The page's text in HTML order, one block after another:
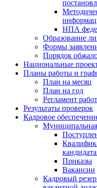
НПА
Образование
Формы
Порядок
Национальные
Планы работы и
План на месяц
План на год
Регламент
Результаты проверок
Кадровое
Приказы
Вакансии
Кадровый